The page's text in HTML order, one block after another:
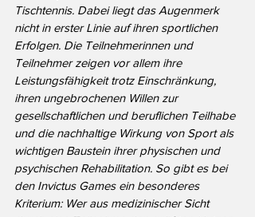
Tischtennis. Dabei liegt das Augenmerk
nicht in erster Linie auf ihren sportlichen
Erfolgen. Die Teilnehmerinnen und
Teilnehmer zeigen vor allem ihre
Leistungsfähigkeit trotz Einschränkung,
ihren ungebrochenen Willen zur
gesellschaftlichen und beruflichen Teilhabe
und die nachhaltige Wirkung von Sport als
wichtigen Baustein ihrer physischen und
psychischen Rehabilitation. So gibt es bei
den Invictus Games ein besonderes
Kriterium: Wer aus medizinischer Sicht